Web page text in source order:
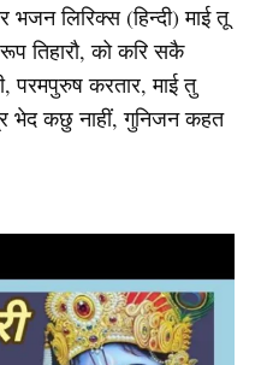
लिरिक्स (हिन्दी) माई तू
तिहारौ, को करि सकै
परमपुरुष करतार, माई तु
भेद कछु नाहीं, गुनिजन कहत